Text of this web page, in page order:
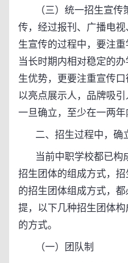
（三）统一招生宣传
传，经过报刊、广播电
生宣传的过程中，要注
当长时期内相对稳定的
生优势，更要注重宣传口
以亮点展示人，品牌吸
一旦确立，至少在一两年
二、招生过程中，确
当前中职学校都已构
招生团体的组成方式，
的招生团体组成方式，
提，以下几种招生团体
的方式。
（一）团队制